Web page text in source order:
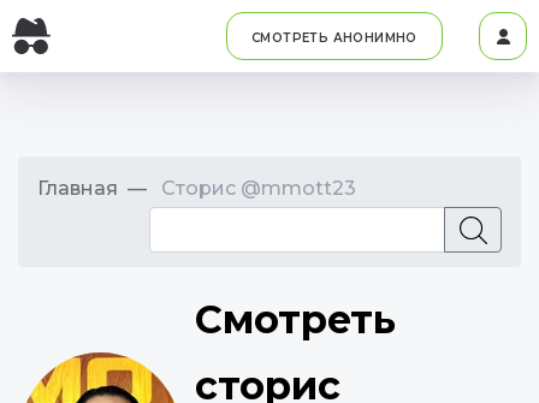
СМОТРЕТЬ АНОНИМНО
Главная Сторис @mmott23
Смотреть
сторис